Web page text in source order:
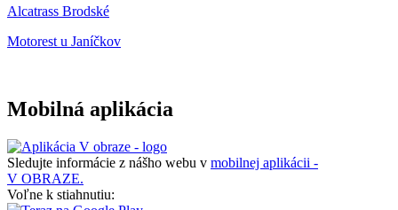
Alcatrass Brodské
Motorest u Janíčkov
Mobilná aplikácia
Sledujte informácie z nášho webu v mobilnej aplikácii -
V OBRAZE.
Voľne k stiahnutiu: